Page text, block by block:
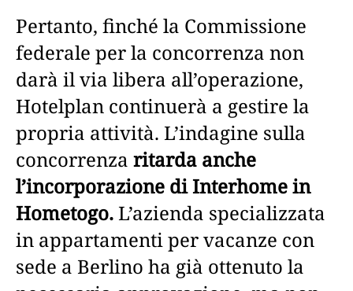
Pertanto, finché la Commissione
federale per la concorrenza non
darà il via libera all’operazione,
Hotelplan continuerà a gestire la
propria attività. L’indagine sulla
concorrenza ritarda anche
l’incorporazione di Interhome in
Hometogo.L’azienda specializzata
in appartamenti per vacanze con
sede a Berlino ha già ottenuto la